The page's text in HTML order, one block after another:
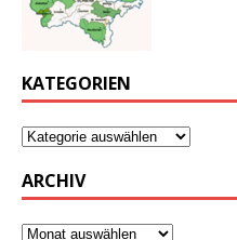
KATEGORIEN
ARCHIV